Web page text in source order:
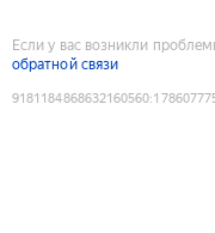
Если у вас возникли
обратной связи
9181184868632160560: